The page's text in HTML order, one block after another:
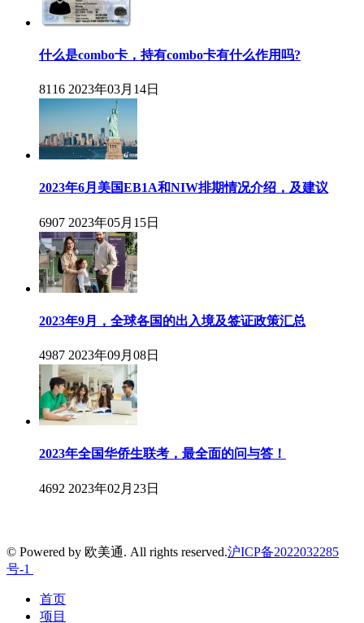
什么是combo卡，持有combo卡有什么作用吗?
8116 2023年03月14日
2023年6月美国EB1A和NIW排期情况介绍，及建议
6907 2023年05月15日
2023年9月，全球各国的出入境及签证政策汇总
4987 2023年09月08日
2023年全国华侨生联考，最全面的问与答！
4692 2023年02月23日
© Powered by 欧美通. All rights reserved.沪ICP备2022032285
号-1
首页
项目